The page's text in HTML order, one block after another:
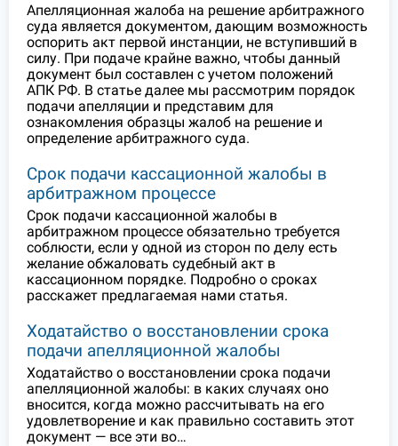
Апелляционная жалоба на решение арбитражного
суда является документом, дающим возможность
оспорить акт первой инстанции, не вступивший в
силу. При подаче крайне важно, чтобы данный
документ был составлен с учетом положений
АПК РФ. В статье далее мы рассмотрим порядок
подачи апелляции и представим для
ознакомления образцы жалоб на решение и
определение арбитражного суда.
Срок подачи кассационной жалобы в
арбитражном процессе
Срок подачи кассационной жалобы в
арбитражном процессе обязательно требуется
соблюсти, если у одной из сторон по делу есть
желание обжаловать судебный акт в
кассационном порядке. Подробно о сроках
расскажет предлагаемая нами статья.
Ходатайство о восстановлении срока
подачи апелляционной жалобы
Ходатайство о восстановлении срока подачи
апелляционной жалобы: в каких случаях оно
вносится, когда можно рассчитывать на его
удовлетворение и как правильно составить этот
документ — все эти во…